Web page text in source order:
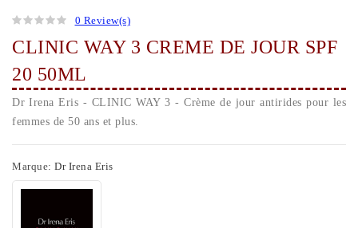
0 Review(s)
CLINIC WAY 3 CREME DE JOUR SPF
20 50ML
Dr Irena Eris - CLINIC WAY 3 - Crème de jour antirides pour les
femmes de 50 ans et plus.
Marque: Dr Irena Eris